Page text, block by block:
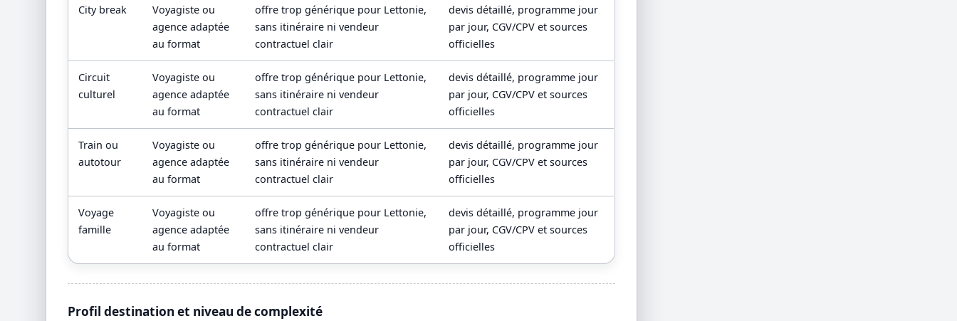
City break
Voyagiste ou
agence adaptée
au format
offre trop générique pour Lettonie,
sans itinéraire ni vendeur
contractuel clair
devis détaillé, programme jour
par jour, CGV/CPV et sources
officielles
Circuit
culturel
Voyagiste ou
agence adaptée
au format
offre trop générique pour Lettonie,
sans itinéraire ni vendeur
contractuel clair
devis détaillé, programme jour
par jour, CGV/CPV et sources
officielles
Train ou
autotour
Voyagiste ou
agence adaptée
au format
offre trop générique pour Lettonie,
sans itinéraire ni vendeur
contractuel clair
devis détaillé, programme jour
par jour, CGV/CPV et sources
officielles
Voyage
famille
Voyagiste ou
agence adaptée
au format
offre trop générique pour Lettonie,
sans itinéraire ni vendeur
contractuel clair
devis détaillé, programme jour
par jour, CGV/CPV et sources
officielles
Profil destination et niveau de complexité